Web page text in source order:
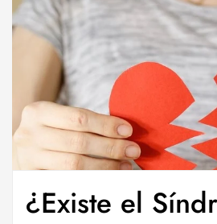
¿Existe el